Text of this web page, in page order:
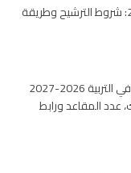
مباراة التعليم 2026-2027: شروط الترشيح وطريقة
التسجيل في سلك الإجازة في التربية 2026-2027
عدد المقاعد ورابط